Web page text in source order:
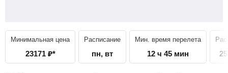
Минимальная цена
23171 ₽*
Расписание
пн, вт
Мин. время перелета
12 ч 45 мин